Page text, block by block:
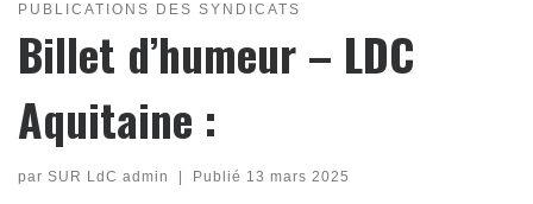
PUBLICATIONS DES SYNDICATS
Billet d’humeur – LDC
Aquitaine :
par SUR LdC admin Publié 13 mars 2025